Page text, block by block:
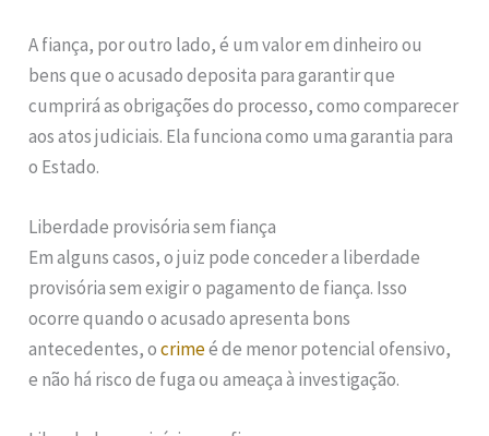
A fiança, por outro lado, é um valor em dinheiro ou
bens que o acusado deposita para garantir que
cumprirá as obrigações do processo, como comparecer
aos atos judiciais. Ela funciona como uma garantia para
o Estado.
Liberdade provisória sem fiança
Em alguns casos, o juiz pode conceder a liberdade
provisória sem exigir o pagamento de fiança. Isso
ocorre quando o acusado apresenta bons
antecedentes, ocrimeé de menor potencial ofensivo,
e não há risco de fuga ou ameaça à investigação.